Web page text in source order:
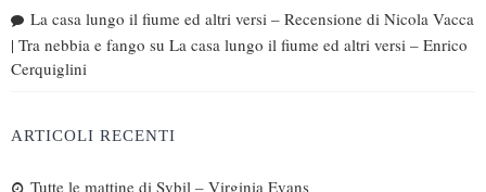
La casa lungo il fiume ed altri versi – Recensione di Nicola Vacca
| Tra nebbia e fango su La casa lungo il fiume ed altri versi – Enrico
Cerquiglini
ARTICOLI RECENTI
Tutte le mattine di Sybil – Virginia Evans